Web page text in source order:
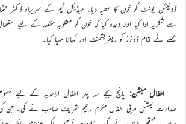
ڈونیشن یونٹ کو خون کا عطیہ دیا۔ میڈیکل ٹیم کے سربراہ ڈاکٹر
سے شکریہ ادا کیا اور وعدہ کیا کہ خون کو مطلوبہ مقصد کے لیے
عملے نے تمام ڈونرز کو ریفریشمنٹ اور کھانا مہیا کیا۔
اطفال سیشن: پانچ بجے سہ پہر اطفال الاحمدیہ کے لیے
صدارت نیشنل مربی اطفال مکرم رحیم شریف صاحب نے کی۔ جن کی